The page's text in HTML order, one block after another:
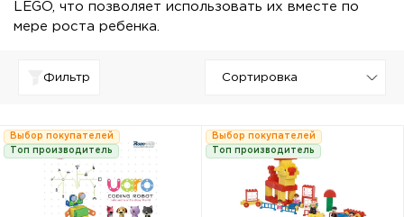
LEGO, что позволяет использовать их вместе по
мере роста ребенка.
Фильтр
Выбор покупателей
Топ производитель
Выбор покупателей
Топ производитель